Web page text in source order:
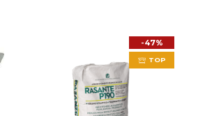
-47%
TOP